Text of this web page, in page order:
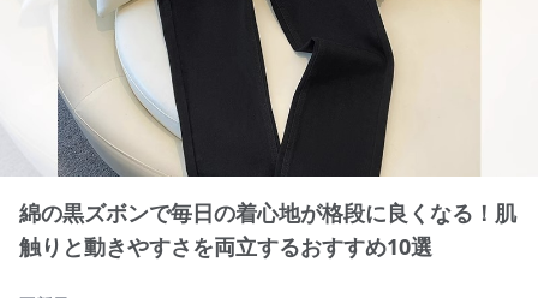
綿の黒ズボンで毎日の着心地が格段に良くなる！肌
触りと動きやすさを両立するおすすめ10選